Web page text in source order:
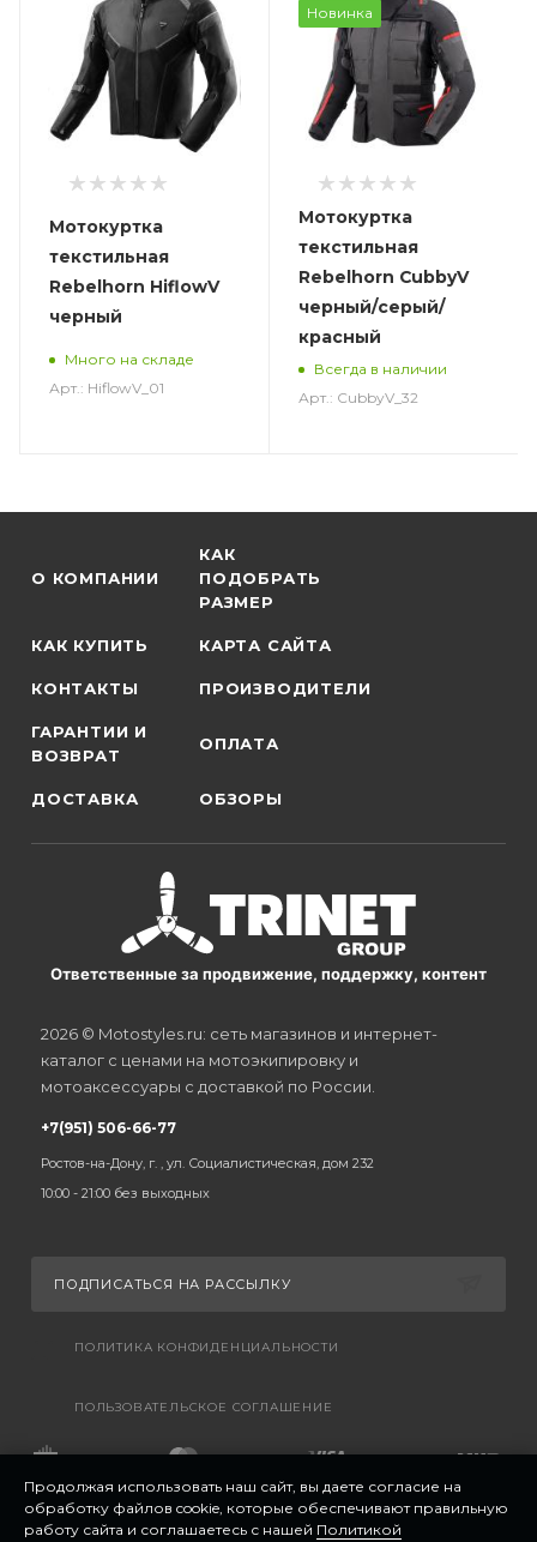
Мотокуртка
текстильная
Rebelhorn HiflowV
черный
Много на складе
Арт.: HiflowV_01
Новинка
Мотокуртка
текстильная
Rebelhorn CubbyV
черный/серый/
красный
Всегда в наличии
Арт.: CubbyV_32
О КОМПАНИИ
КАК
ПОДОБРАТЬ
РАЗМЕР
КАК КУПИТЬ КАРТА САЙТА
КОНТАКТЫ ПРОИЗВОДИТЕЛИ
ГАРАНТИИ И
ВОЗВРАТ
ОПЛАТА
ДОСТАВКА ОБЗОРЫ
Ответственные за продвижение, поддержку, контент
2026 © Motostyles.ru: сеть магазинов и интернет-
каталог с ценами на мотоэкипировку и
мотоаксессуары с доставкой по России.
+7(951) 506-66-77
Ростов-на-Дону, г. , ул. Социалистическая, дом 232
10:00 - 21:00 без выходных
ПОДПИСАТЬСЯ НА РАССЫЛКУ
ПОЛИТИКА КОНФИДЕНЦИАЛЬНОСТИ
ПОЛЬЗОВАТЕЛЬСКОЕ СОГЛАШЕНИЕ
Продолжая использовать наш сайт, вы даете согласие на
обработку файлов cookie, которые обеспечивают правильную
работу сайта и соглашаетесь с нашей Политикой